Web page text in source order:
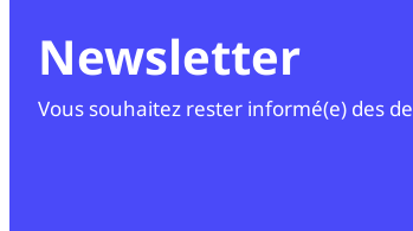
Newsletter
Vous souhaitez rester informé(e) des